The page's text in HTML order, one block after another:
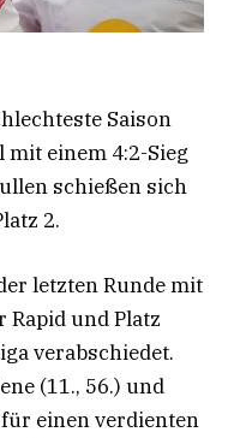
Saison
mit einem 4:2-Sieg
schießen sich
2.
letzten Runde mit
Rapid und Platz
verabschiedet.
(11., 56.) und
einen verdienten